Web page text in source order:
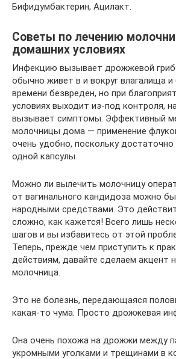
Бифидумбактерин, Ацилакт.
Советы по лечению
домашних условиях
Инфекцию вызывает дрожжевой
обычно живет в и вокруг влагалища
времени безвреден, но при
условиях выходит из-под контроля,
вызывает симптомы. Эффективный
молочницы дома — применение
очень удобно, поскольку
одной капсулы.
Можно ли вылечить молочницу
от вагинального кандидоза можно
народными средствами. Это
сложно, как кажется! Всего лишь
шагов и вы избавитесь от этой
Теперь, прежде чем приступить к
действиям, давайте сделаем акцент
молочница.
Это не болезнь, передающаяся
какая-то чума. Просто дрожжевая
Она очень похожа на дрожжи между
укромными уголками и трещинами в